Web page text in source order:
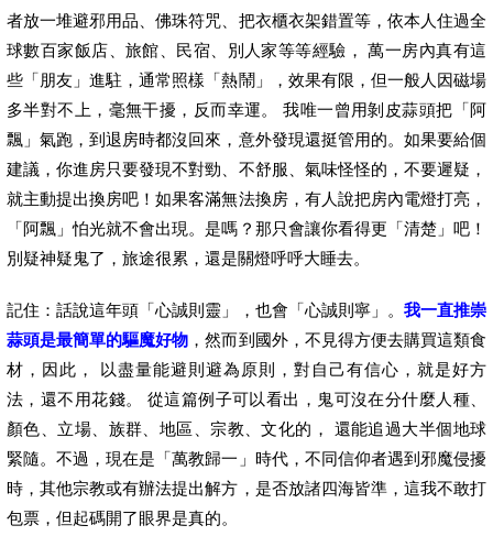
者放一堆避邪用品、佛珠符咒、把衣櫃衣架錯置等，依本人住過全
球數百家飯店、旅館、民宿、別人家等等經驗， 萬一房內真有這
些「朋友」進駐，通常照樣「熱鬧」，效果有限，但一般人因磁場
多半對不上，毫無干擾，反而幸運。 我唯一曾用剝皮蒜頭把「阿
飄」氣跑，到退房時都沒回來，意外發現還挺管用的。如果要給個
建議，你進房只要發現不對勁、不舒服、氣味怪怪的，不要遲疑，
就主動提出換房吧！如果客滿無法換房，有人說把房內電燈打亮，
「阿飄」怕光就不會出現。是嗎？那只會讓你看得更「清楚」吧！
別疑神疑鬼了，旅途很累，還是關燈呼呼大睡去。
記住：話說這年頭「心誠則靈」，也會「心誠則寧」。 我一直推崇
蒜頭是最簡單的驅魔好物 ，然而到國外，不見得方便去購買這類食
材，因此， 以盡量能避則避為原則，對自己有信心，就是好方
法，還不用花錢。 從這篇例子可以看出，鬼可沒在分什麼人種、
顏色、立場、族群、地區、宗教、文化的， 還能追過大半個地球
緊隨。不過，現在是「萬教歸一」時代，不同信仰者遇到邪魔侵擾
時，其他宗教或有辦法提出解方，是否放諸四海皆準，這我不敢打
包票，但起碼開了眼界是真的。